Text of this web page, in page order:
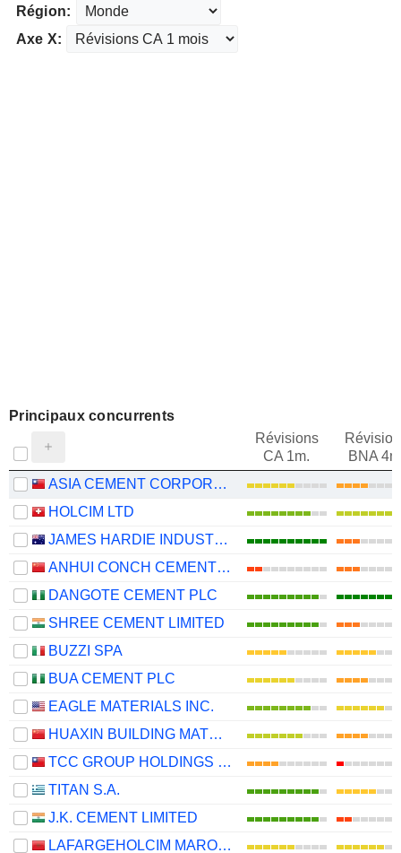
Région:
Axe X:
Principaux concurrents
Révisions
CA 1m.
BNA
ASIA CEMENT CORPORATION
HOLCIM LTD
JAMES HARDIE INDUSTRIES PLC
ANHUI CONCH CEMENT COMPANY LIMITED
DANGOTE CEMENT PLC
SHREE CEMENT LIMITED
BUZZI SPA
BUA CEMENT PLC
EAGLE MATERIALS INC.
HUAXIN BUILDING MATERIALS GROUP CO., LTD.
TCC GROUP HOLDINGS CO., LTD.
TITAN S.A.
J.K. CEMENT LIMITED
LAFARGEHOLCIM MAROC S.A.